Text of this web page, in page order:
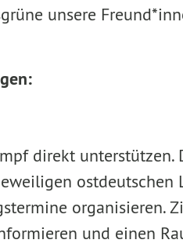
unsere
direkt unterstützen.
ostdeutschen
organisieren.
und einen